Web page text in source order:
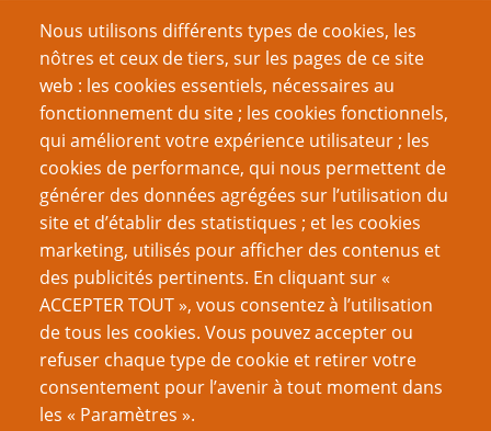
Nous utilisons différents types de cookies, les
nôtres et ceux de tiers, sur les pages de ce site
web : les cookies essentiels, nécessaires au
fonctionnement du site ; les cookies fonctionnels,
qui améliorent votre expérience utilisateur ; les
cookies de performance, qui nous permettent de
générer des données agrégées sur l’utilisation du
site et d’établir des statistiques ; et les cookies
marketing, utilisés pour afficher des contenus et
des publicités pertinents. En cliquant sur «
ACCEPTER TOUT », vous consentez à l’utilisation
de tous les cookies. Vous pouvez accepter ou
refuser chaque type de cookie et retirer votre
consentement pour l’avenir à tout moment dans
les « Paramètres ».
Recherche
Nom d'utilisateur
Mot de passe